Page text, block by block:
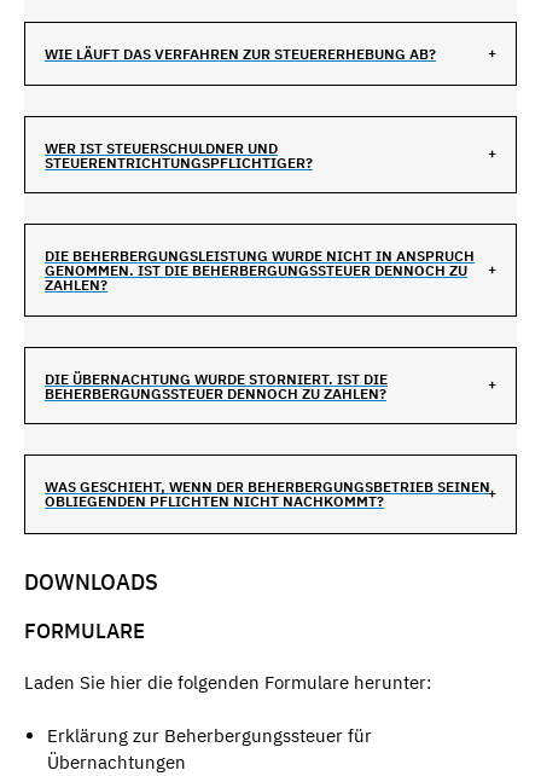
WIE LÄUFT DAS VERFAHREN ZUR STEUERERHEBUNG AB?
WER IST STEUERSCHULDNER UND
STEUERENTRICHTUNGSPFLICHTIGER?
DIE BEHERBERGUNGSLEISTUNG WURDE NICHT IN ANSPRUCH
GENOMMEN. IST DIE BEHERBERGUNGSSTEUER DENNOCH ZU
ZAHLEN?
DIE ÜBERNACHTUNG WURDE STORNIERT. IST DIE
BEHERBERGUNGSSTEUER DENNOCH ZU ZAHLEN?
WAS GESCHIEHT, WENN DER BEHERBERGUNGSBETRIEB SEINEN
OBLIEGENDEN PFLICHTEN NICHT NACHKOMMT?
DOWNLOADS
FORMULARE
Laden Sie hier die folgenden Formulare herunter:
Erklärung zur Beherbergungssteuer für
Übernachtungen